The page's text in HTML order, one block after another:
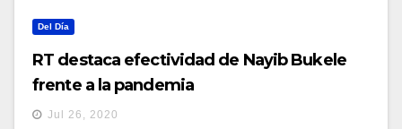
Del Día
RT destaca efectividad de Nayib Bukele
frente a la pandemia
Jul 26, 2020